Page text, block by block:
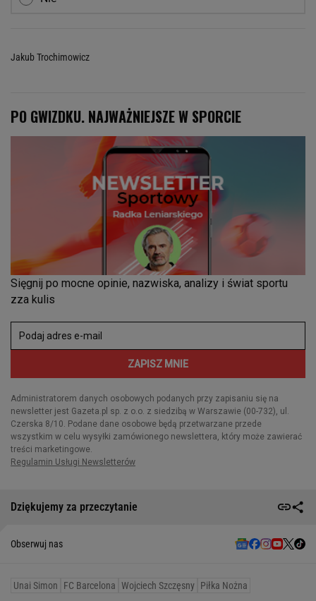
Jakub Trochimowicz
Dziękujemy za przeczytanie
Obserwuj nas
Unai Simon FC Barcelona Wojciech Szczęsny Piłka Nożna